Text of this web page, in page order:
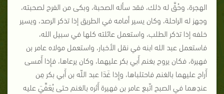
الهجرة، وحُقَّ له ذلك، فقد سأله الصحبة، وبكى من الفرح لصحبته،
وجهز له الراحلة، وكان يسير أمامه في الطريق إذا تذكر الرصد، ويسير
خلفه إذا تذكر الطلب، واستعمل عائلته كلها في سبيل الله،
فاستعمل عبد الله ابنه في نقل الأخبار، واستعمل مولاه عامر بن
فهيرة، فكان يروح بغنم أَبي بكر عليهما، وكان يرعاها، فإِذا أَمسى
أَراح عليهما بالغنم فاحتلباها، وإِذا غَدَا عبد اللّه بن أَبي بكر مِن
عندِهما في الصبح اتّبع عامر بن فهيرة أَثره بالغنم حتى يُعَفِّيَ عليه